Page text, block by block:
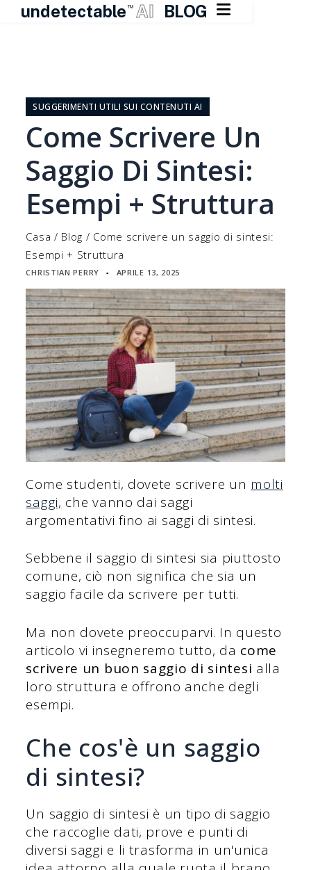
undetectable TM AI BLOG 
contenutoSUGGERIMENTI UTILI SUI CONTENUTI AI
Come Scrivere Un
Saggio Di Sintesi:
Esempi + Struttura
Casa / Blog / Come scrivere un saggio di sintesi:
Esempi + Struttura
CHRISTIAN PERRY ▪ APRILE 13, 2025
Come studenti, dovete scrivere un molti
saggi, che vanno dai saggi
argomentativi fino ai saggi di sintesi.
Sebbene il saggio di sintesi sia piuttosto
comune, ciò non significa che sia un
saggio facile da scrivere per tutti.
Ma non dovete preoccuparvi. In questo
articolo vi insegneremo tutto, da come
scrivere un buon saggio di sintesi alla
loro struttura e offrono anche degli
esempi.
Che cos'è un saggio
di sintesi?
Un saggio di sintesi è un tipo di saggio
che raccoglie dati, prove e punti di
diversi saggi e li trasforma in un'unica